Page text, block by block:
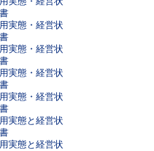
実態・経営状
実態・経営状
実態・経営状
実態・経営状
実態と経営状
実態と経営状